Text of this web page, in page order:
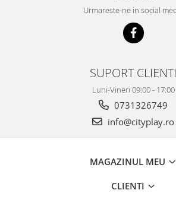
Urmareste-ne in social
SUPORT CLIENTI
Luni-Vineri 09:00 - 17:00
0731326749
info@cityplay.ro
MAGAZINUL MEU
CLIENTI